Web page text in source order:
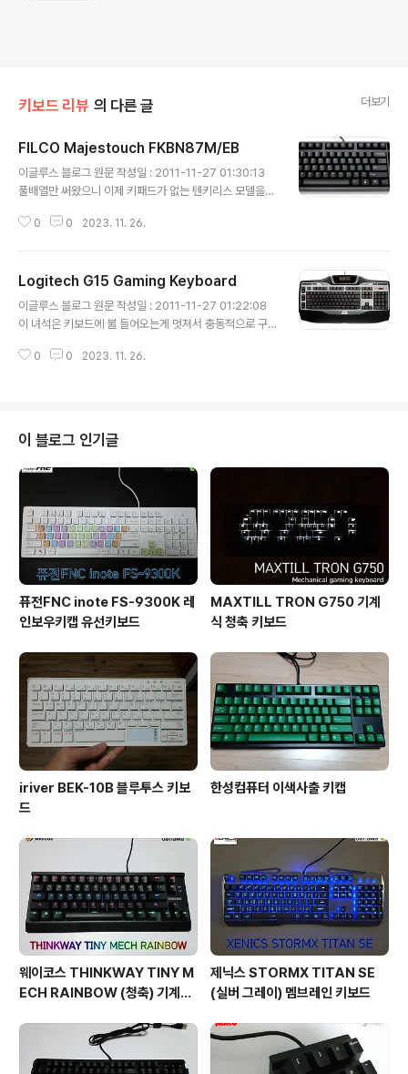
키보드 리뷰 의 다른 글 더보기
FILCO Majestouch FKBN87M/EB
이글루스 블로그 원문 작성일 : 2011-11-27 01:30:13
풀배열만 써왔으니 이제 키패드가 없는 텐키리스 모델을
에게 맞지않음을 알고 있었지만 텐키리스모델을 써보고 싶
캡보다는 보강판이 스위치와 기판을 잡아주는 단단한 때문
에 손에 맞지않았습니다. 텐키리스 모델을 쓰면서 느낀것
은 마우스를 쓰기 위해 팔을 크게 벌리지 않아도 되고 자세
선호하게 되었습니다.
0 0 2023. 11. 26.
Logitech G15 Gaming Keyboard
이글루스 블로그 원문 작성일 : 2011-11-27 01:22:08
이 녀석은 키보드에 불 들어오는게 멋져서 충동적으로 구
게 윈도우키 lock기능이나 좌측의 매크로 키들은 쓸만했
0 0 2023. 11. 26.
이 블로그 인기글
퓨전FNC inote FS-9300K 레
인보우키캡 유선키보드
MAXTILL TRON G750 기계
식 청축 키보드
iriver BEK-10B 블루투스 키보
드
한성컴퓨터 이색사출 키캡
웨이코스 THINKWAY TINY M
ECH RAINBOW (청축) 기계식
제닉스 STORMX TITAN SE
(실버 그레이) 멤브레인 키보드